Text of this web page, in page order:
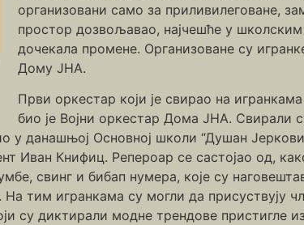
организовани само за приливилеговане,
простор дозвољавао, најчешће у
дочекала промене. Организоване су
Дому ЈНА.
Први оркестар који је свирао на
био је Војни оркестар Дома ЈНА. Свирали
у данашњој Основној школи “Душан
Иван Книфиц. Репероар се састојао од,
свинг и бибап нумера, које су
тим игранкама су могли да присуствују
су диктирали модне трендове пристигле